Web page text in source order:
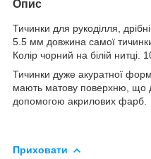
Опис
Тичинки для рукоділля,
5.5 мм довжина самої
Колір чорний на білій нитці.
Тичинки дуже акуратної
мають матову поверхню, що
допомогою акрилових фарб.
Приховати